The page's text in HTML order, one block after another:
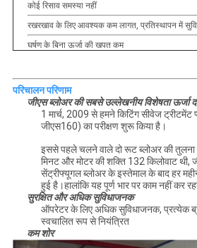
कोई रिसाव समस्या नहीं
रखरखाव के लिए आवश्यक कम लागत, प्रतिस्थापन में
घर्षण के बिना ऊर्जा की खपत कम
परिचालन परिणाम
जीएस ब्लोअर की सबसे उल्लेखनीय विशेषता ऊर्जा
1 मार्च, 2009 से हमने किटिंग सीवेज ट्रीटमेंट
जीएस160) का परीक्षण शुरू किया है।
इससे पहले चलने वाले दो रूट ब्लोअर की तुलना
मिनट और मोटर की शक्ति 132 किलोवाट थी,
सेंट्रीफ्यूगल ब्लोअर के इस्तेमाल के बाद हर
हुई है।हालांकि यह पूर्ण भार पर काम नहीं कर
सुरक्षित और अधिक सुविधाजनक
ऑपरेटर के लिए अधिक सुविधाजनक, प्रत्येक
स्वचालित रूप से नियंत्रित
कम शोर